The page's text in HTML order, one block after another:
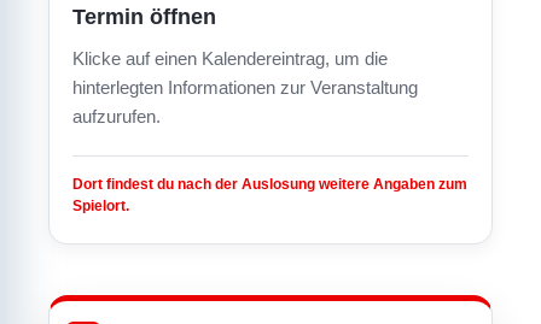
Termin öffnen
Klicke auf einen Kalendereintrag, um die
hinterlegten Informationen zur Veranstaltung
aufzurufen.
Dort findest du nach der Auslosung weitere Angaben zum
Spielort.